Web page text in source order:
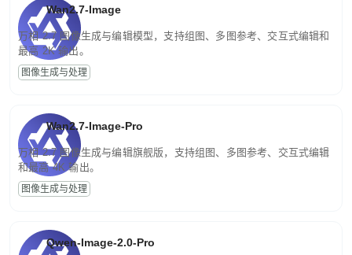
Wan2.7-Image
万相 2.7 图像生成与编辑模型，支持组图、多图参考、交互式编辑和
最高 2K 输出。
图像生成与处理
Wan2.7-Image-Pro
万相 2.7 图像生成与编辑旗舰版，支持组图、多图参考、交互式编辑
和最高 4K 输出。
图像生成与处理
Qwen-Image-2.0-Pro